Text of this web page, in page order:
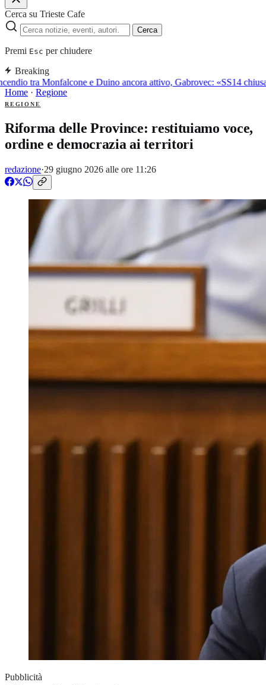
Cerca su Trieste Cafe
Cerca
Premi Esc per chiudere
Breaking
tra Monfalcone e Duino ancora attivo, Gabrovec: «SS14
Home · Regione
REGIONE
Riforma delle Province: restituiamo voce,
ordine e democrazia ai territori
redazione·29 giugno 2026 alle ore 11:26
Pubblicità